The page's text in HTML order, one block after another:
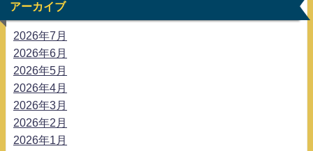
アーカイブ
2026年7月
2026年6月
2026年5月
2026年4月
2026年3月
2026年2月
2026年1月